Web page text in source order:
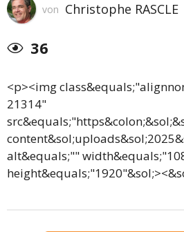
von Christophe RASCLE
36
<p><img
21314"
alt&equals;""